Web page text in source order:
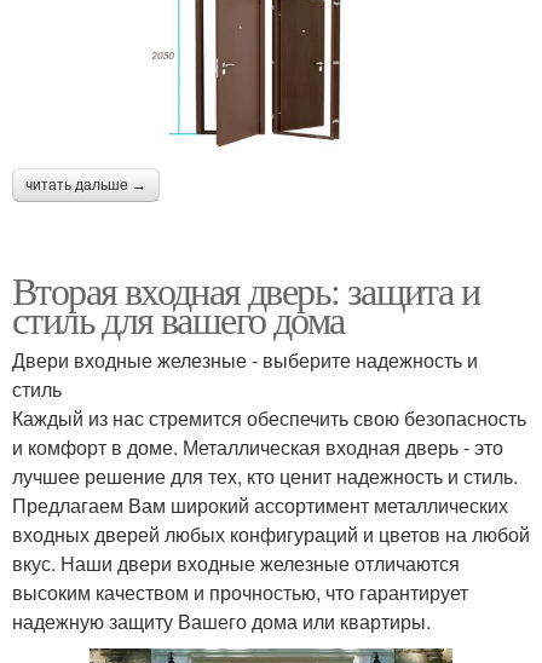
читать дальше →
Вторая входная дверь: защита и
стиль для вашего дома
Двери входные железные - выберите надежность и
стиль
Каждый из нас стремится обеспечить свою безопасность
и комфорт в доме. Металлическая входная дверь - это
лучшее решение для тех, кто ценит надежность и стиль.
Предлагаем Вам широкий ассортимент металлических
входных дверей любых конфигураций и цветов на любой
вкус. Наши двери входные железные отличаются
высоким качеством и прочностью, что гарантирует
надежную защиту Вашего дома или квартиры.